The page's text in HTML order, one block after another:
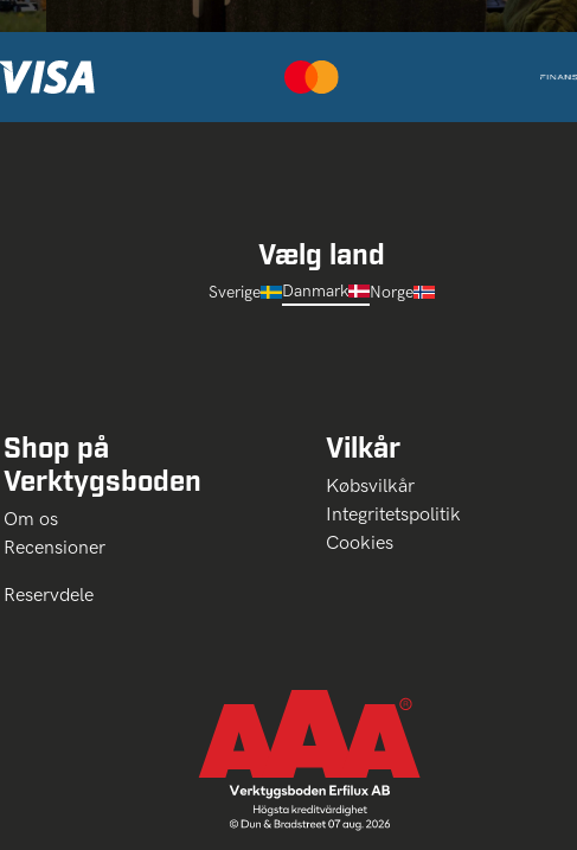
Vælg land
Sverige Danmark Norge
Shop på
Verktygsboden
Om os
Recensioner
Reservdele
Vilkår
Købsvilkår
Integritetspolitik
Cookies